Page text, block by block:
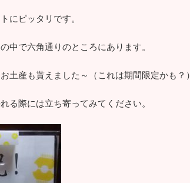
にピッタリです。
中で六角通りのところにあります。
土産も貰えました～（これは期間限定かも？）
る際には立ち寄ってみてください。